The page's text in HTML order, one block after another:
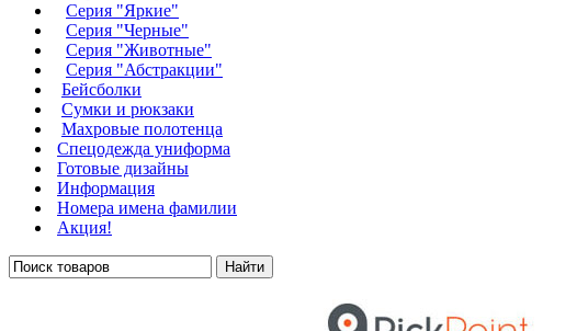
Серия "Яркие"
Серия "Черные"
Серия "Животные"
Серия "Абстракции"
Бейсболки
Сумки и рюкзаки
Махровые полотенца
Cпецодежда униформа
Готовые дизайны
Информация
Номера имена фамилии
Акция!